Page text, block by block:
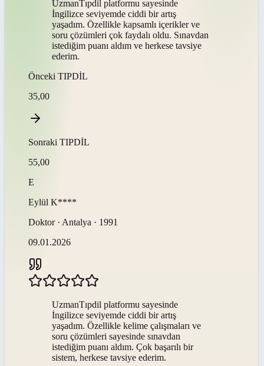
UzmanTıpdil platformu sayesinde
İngilizce seviyemde ciddi bir artış
yaşadım. Özellikle kapsamlı içerikler ve
soru çözümleri çok faydalı oldu. Sınavdan
istediğim puanı aldım ve herkese tavsiye
ederim.
Önceki TIPDİL
35,00
Sonraki TIPDİL
55,00
E
Eylül K****
Doktor · Antalya · 1991
09.01.2026
UzmanTıpdil platformu sayesinde
İngilizce seviyemde ciddi bir artış
yaşadım. Özellikle kelime çalışmaları ve
soru çözümleri sayesinde sınavdan
istediğim puanı aldım. Çok başarılı bir
sistem, herkese tavsiye ederim.